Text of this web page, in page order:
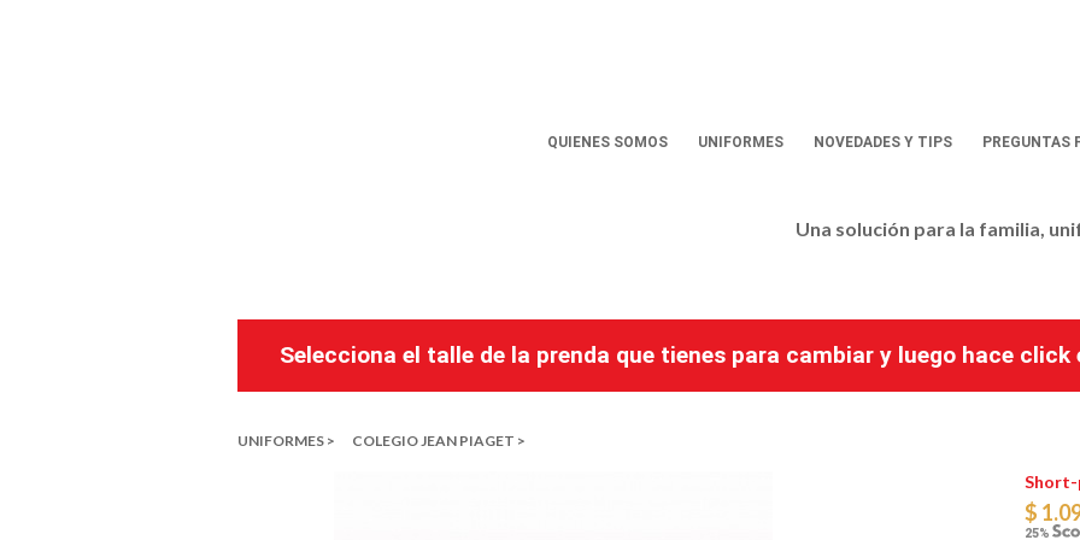
QUIENES SOMOS UNIFORMES NOVEDADES Y TIPS PREGUNTAS
Una solución para la familia,
Selecciona el talle de la prenda que tienes para cambiar y luego hace click
UNIFORMES > COLEGIO JEAN PIAGET >
Short-
$
25%